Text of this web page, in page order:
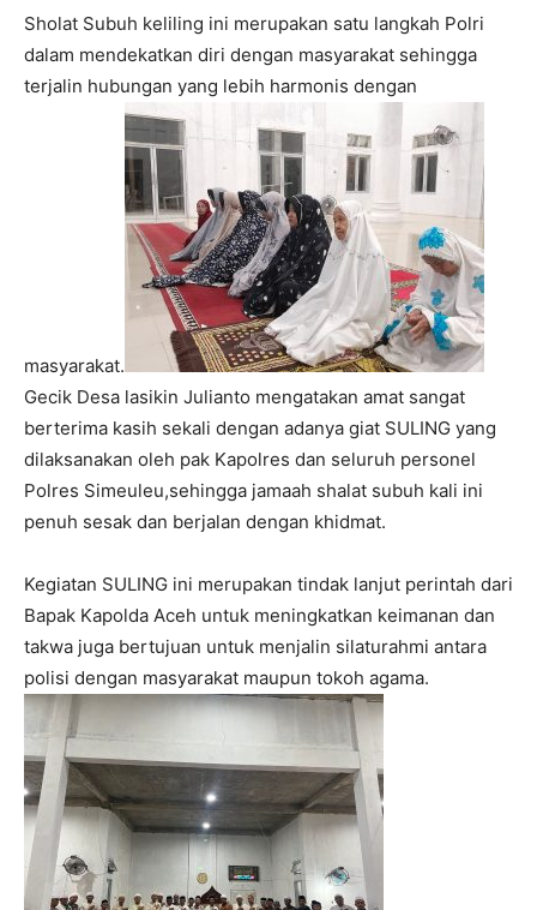
Sholat Subuh keliling ini merupakan satu langkah Polri
dalam mendekatkan diri dengan masyarakat sehingga
terjalin hubungan yang lebih harmonis dengan
masyarakat.
Gecik Desa lasikin Julianto mengatakan amat sangat
berterima kasih sekali dengan adanya giat SULING yang
dilaksanakan oleh pak Kapolres dan seluruh personel
Polres Simeuleu,sehingga jamaah shalat subuh kali ini
penuh sesak dan berjalan dengan khidmat.
Kegiatan SULING ini merupakan tindak lanjut perintah dari
Bapak Kapolda Aceh untuk meningkatkan keimanan dan
takwa juga bertujuan untuk menjalin silaturahmi antara
polisi dengan masyarakat maupun tokoh agama.